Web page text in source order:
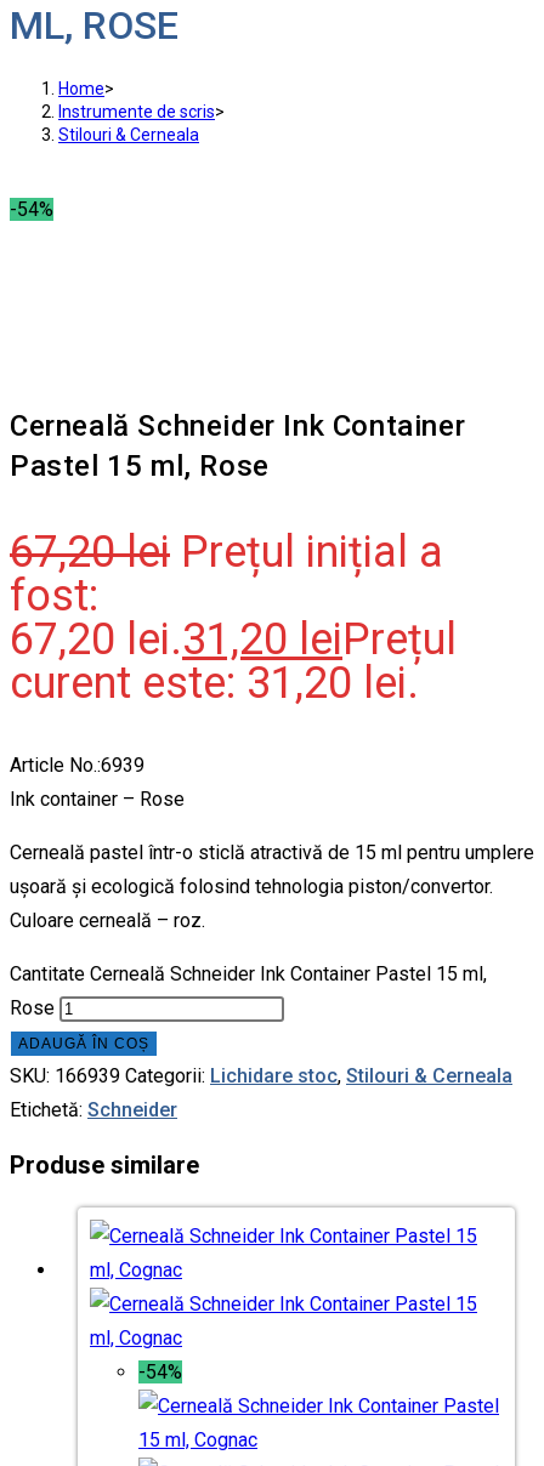
ML, ROSE
Home>
Instrumente de scris>
Stilouri & Сerneala
-54%
Cerneală Schneider Ink Container
Pastel 15 ml, Rose
67,20lei Prețul inițial a
fost:
67,20 lei.31,20 leiPrețul
curent este: 31,20 lei.
Article No.:6939
Ink container – Rose
Cerneală pastel într-o sticlă atractivă de 15 ml pentru umplere
ușoară și ecologică folosind tehnologia piston/convertor.
Culoare cerneală – roz.
Cantitate Cerneală Schneider Ink Container Pastel 15 ml,
Rose
ADAUGĂ ÎN COȘ
SKU: 166939 Categorii: Lichidare stoc, Stilouri & Сerneala
Etichetă: Schneider
Produse similare
-54%